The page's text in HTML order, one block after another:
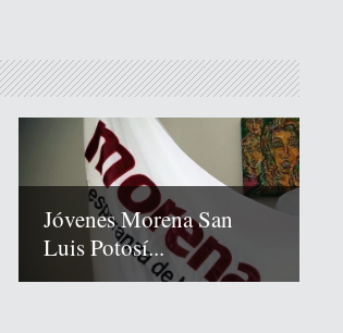
Jóvenes Morena San
Luis Potosí...